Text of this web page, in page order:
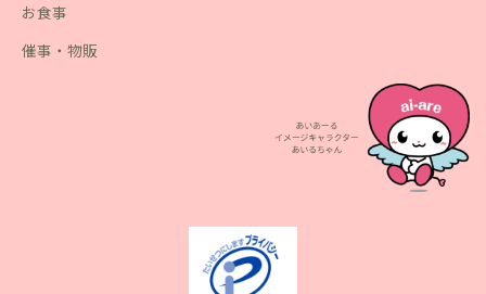
お食事
催事・物販